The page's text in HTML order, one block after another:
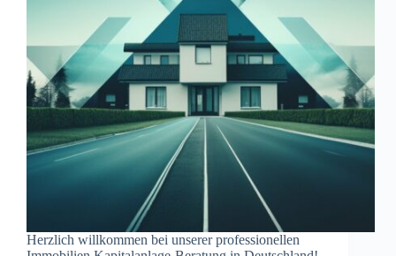
Herzlich willkommen bei unserer professionellen